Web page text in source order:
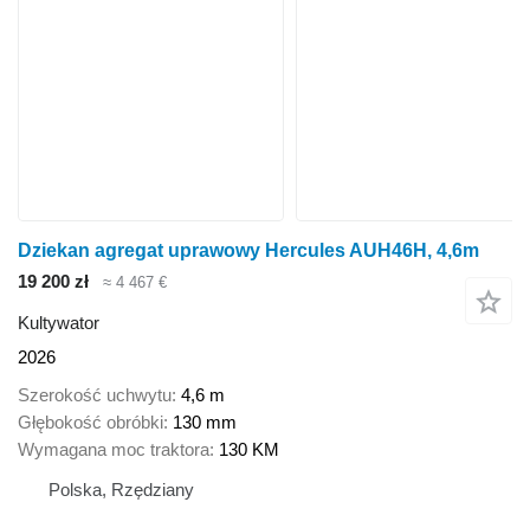
Dziekan agregat uprawowy Hercules AUH46H, 4,6m
19 200 zł
≈ 4 467 €
Kultywator
2026
Szerokość uchwytu 4,6 m
Głębokość obróbki 130 mm
Wymagana moc traktora 130 KM
Polska, Rzędziany